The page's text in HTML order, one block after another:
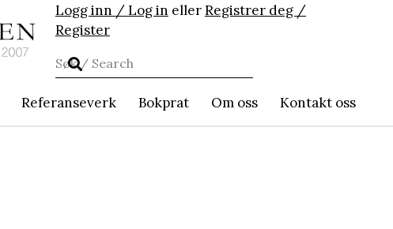
Logg inn / Log in ellerRegistrer deg /
Register
Referanseverk Bokprat Om oss Kontakt oss